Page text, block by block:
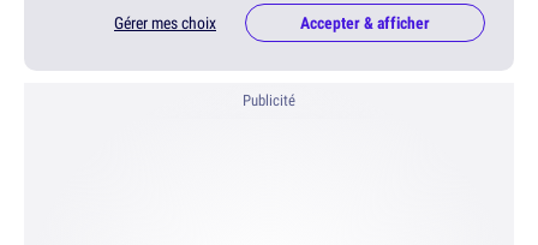
Gérer mes choix Accepter & afficher
Publicité